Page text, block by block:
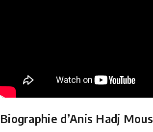
Biographie d’Anis Hadj